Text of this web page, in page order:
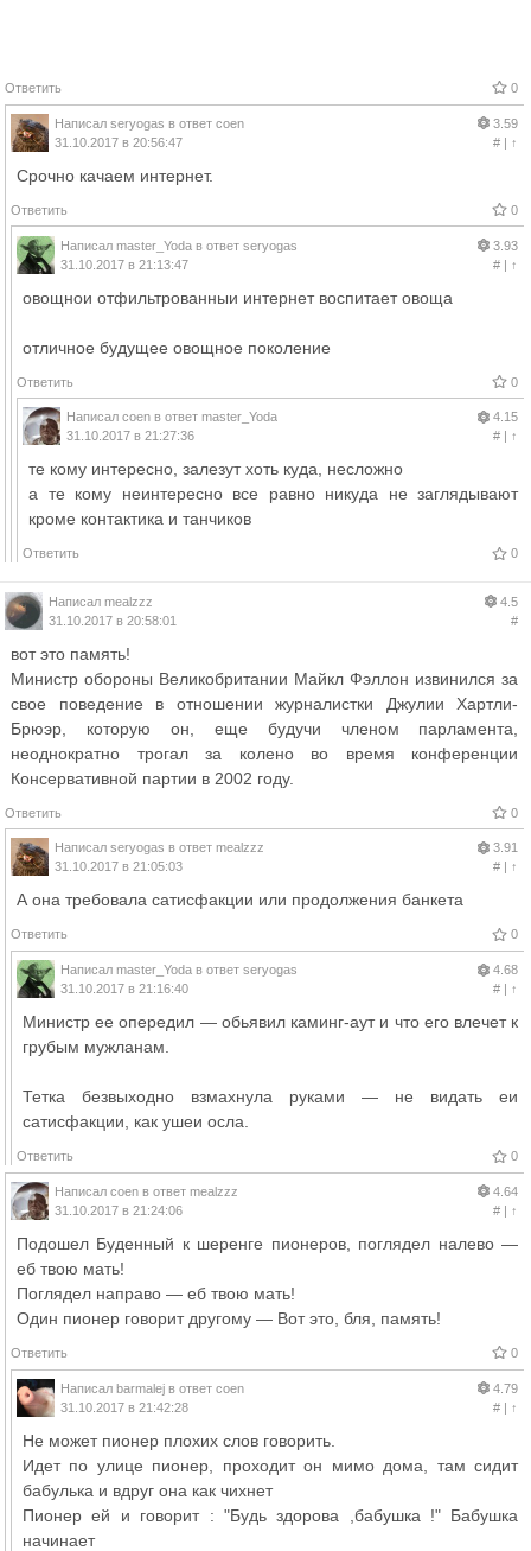
Ответить 0
Написал seryogas в ответ coen
31.10.2017 в 20:56:47
3.59
#| ↑
Срочно качаем интернет.
Ответить 0
Написал master_Yoda в ответ seryogas
31.10.2017 в 21:13:47
3.93
#| ↑
овощнои отфильтрованныи интернет воспитает овоща
отличное будущее овощное поколение
Ответить 0
Написал coen в ответ master_Yoda
31.10.2017 в 21:27:36
4.15
#| ↑
те кому интересно, залезут хоть куда, несложно
а те кому неинтересно все равно никуда не заглядывают
кроме контактика и танчиков
Ответить 0
Написал mealzzz
31.10.2017 в 20:58:01
4.5
#
вот это память!
Министр обороны Великобритании Майкл Фэллон извинился за
свое поведение в отношении журналистки Джулии Хартли-
Брюэр, которую он, еще будучи членом парламента,
неоднократно трогал за колено во время конференции
Консервативной партии в 2002 году.
Ответить 0
Написал seryogas в ответ mealzzz
31.10.2017 в 21:05:03
3.91
#| ↑
А она требовала сатисфакции или продолжения банкета
Ответить 0
Написал master_Yoda в ответ seryogas
31.10.2017 в 21:16:40
4.68
#| ↑
Министр ее опередил — обьявил каминг-аут и что его влечет к
грубым мужланам.
Тетка безвыходно взмахнула руками — не видать еи
сатисфакции, как ушеи осла.
Ответить 0
Написал coen в ответ mealzzz
31.10.2017 в 21:24:06
4.64
#| ↑
Подошел Буденный к шеренге пионеров, поглядел налево —
еб твою мать!
Поглядел направо — еб твою мать!
Один пионер говорит другому — Вот это, бля, память!
Ответить 0
Написал barmalej в ответ coen
31.10.2017 в 21:42:28
4.79
#| ↑
Не может пионер плохих слов говорить.
Идет по улице пионер, проходит он мимо дома, там сидит
бабулька и вдруг она как чихнет
Пионер ей и говорит : "Будь здорова ,бабушка !" Бабушка
начинает